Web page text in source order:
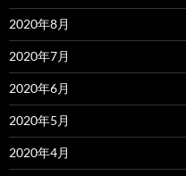
2020年8月
2020年7月
2020年6月
2020年5月
2020年4月